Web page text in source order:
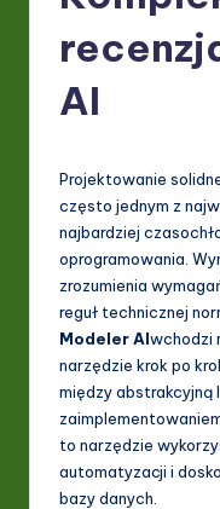
L
in
AI
Projektowanie
często jednym z
najbardziej
oprogramowania.
zrozumienia
reguł technicznej
Modeler AIwchodzi
narzędzie krok po
między abstrakcyjną
to narzędzie
automatyzacji i
bazy danych.